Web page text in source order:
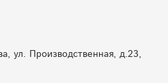
ул. Производственная, д.23,